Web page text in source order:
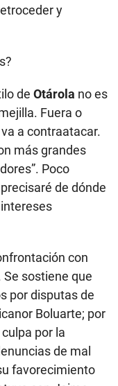
y
de Otárola no es
Fuera o
a contraatacar.
más grandes
Poco
de dónde
con
sostiene que
por disputas de
Boluarte; por
por la
de mal
favorecimiento